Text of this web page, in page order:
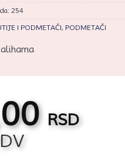
254
I PODMETAČI, PODMETAČI
RSD